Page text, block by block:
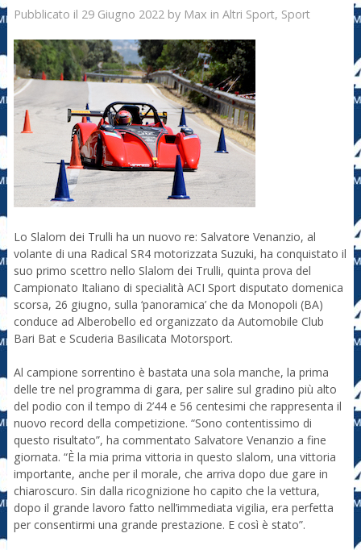
Pubblicato il 29 Giugno 2022by Max in Altri Sport, Sport
Lo Slalom dei Trulli ha un nuovo re: Salvatore Venanzio, al
volante di una Radical SR4 motorizzata Suzuki, ha conquistato il
suo primo scettro nello Slalom dei Trulli, quinta prova del
Campionato Italiano di specialità ACI Sport disputato domenica
scorsa, 26 giugno, sulla ‘panoramica’ che da Monopoli (BA)
conduce ad Alberobello ed organizzato da Automobile Club
Bari Bat e Scuderia Basilicata Motorsport.
Al campione sorrentino è bastata una sola manche, la prima
delle tre nel programma di gara, per salire sul gradino più alto
del podio con il tempo di 2’44 e 56 centesimi che rappresenta il
nuovo record della competizione. “Sono contentissimo di
questo risultato”, ha commentato Salvatore Venanzio a fine
giornata. “È la mia prima vittoria in questo slalom, una vittoria
importante, anche per il morale, che arriva dopo due gare in
chiaroscuro. Sin dalla ricognizione ho capito che la vettura,
dopo il grande lavoro fatto nell’immediata vigilia, era perfetta
per consentirmi una grande prestazione. E così è stato”.